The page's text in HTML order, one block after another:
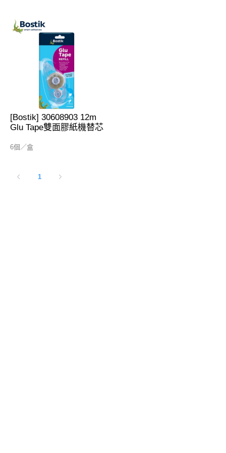
[Bostik] 30608903 12m
Glu Tape雙面膠紙機替芯
6個／盒
1